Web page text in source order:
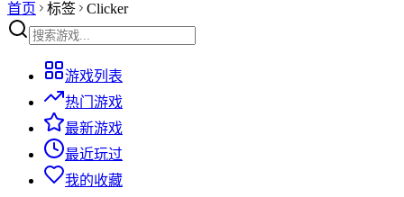
首页 标签 Clicker
游戏列表
热门游戏
最新游戏
最近玩过
我的收藏